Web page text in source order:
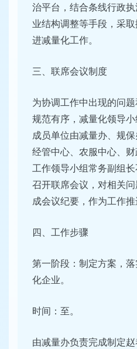
治平台，结合条线行政
业结构调整等手段，采
进减量化工作。
三、联席会议制度
为协调工作中出现的问
规范有序，减量化领导小
成员单位由减量办、规保
经管中心、农服中心、财
工作领导小组常务副组
召开联席会议，对相关
成会议纪要，作为工作推
四、工作步骤
第一阶段：制定方案，
化企业。
时间：至。
由减量办负责完成制定